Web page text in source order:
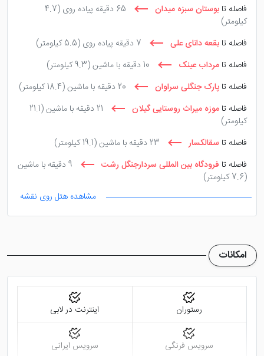
فاصله تا بوستان سبزه میدان 65 دقیقه پیاده روی
(4.7
کیلومتر)
فاصله تا بقعه دانای علی 7 دقیقه پیاده روی
(5.5 کیلومتر)
فاصله تا مرداب عینک 10 دقیقه با ماشین
(9.3 کیلومتر)
فاصله تا پارک جنگلی سراوان 20 دقیقه با ماشین
(18.4 کیلومتر)
فاصله تا موزه میراث روستایی گیلان 21 دقیقه با ماشین
(21.1
کیلومتر)
فاصله تا سقالکسار 23 دقیقه با ماشین
(19.1 کیلومتر)
فاصله تا فرودگاه بین المللی سردارجنگل رشت
9 دقیقه با ماشین
(7.6 کیلومتر)
فاصله تاآرامگاه میرزا کوچک خان جنگلی
7 دقیقه پیاده روی
مشاهده هتل روی نقشه
امکانات
رستوران اینترنت در لابی
سرویس فرنگی سرویس ایرانی